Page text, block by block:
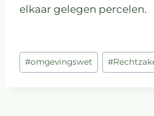
elkaar gelegen percelen.
#omgevingswet #